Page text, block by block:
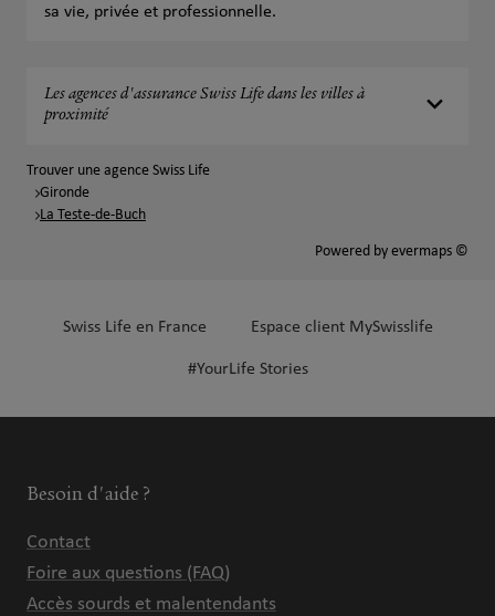
sa vie, privée et professionnelle.
Les agences d'assurance Swiss Life dans les villes à
proximité
Trouver une agence Swiss Life
Gironde
La Teste-de-Buch
Powered by evermaps ©
Swiss Life en France Espace client MySwisslife
#YourLife Stories
Besoin d'aide ?
Contact
Foire aux questions (FAQ)
Accès sourds et malentendants